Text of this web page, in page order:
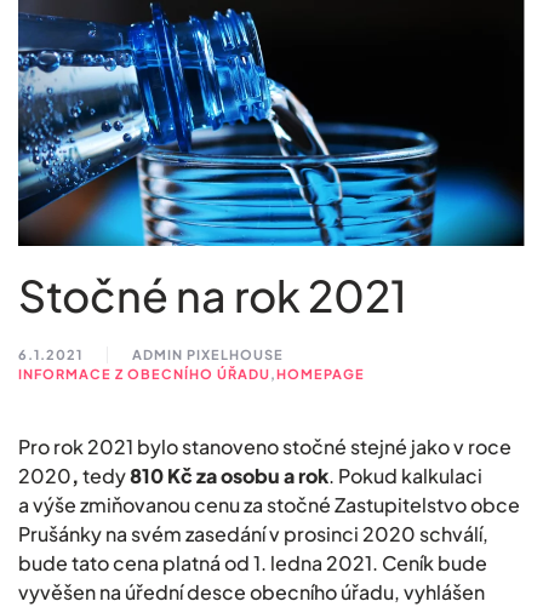
Stočné na rok 2021
6.1.2021
ADMIN PIXELHOUSE
INFORMACE Z OBECNÍHO ÚŘADU,HOMEPAGE
Pro rok 2021 bylo stanoveno stočné stejné jako v roce
2020,tedy810 Kč za osobu a rok. Pokud kalkulaci
a výše zmiňovanou cenu za stočné Zastupitelstvo obce
Prušánky na svém zasedání v prosinci 2020 schválí,
bude tato cena platná od 1. ledna 2021. Ceník bude
vyvěšen na úřední desce obecního úřadu, vyhlášen